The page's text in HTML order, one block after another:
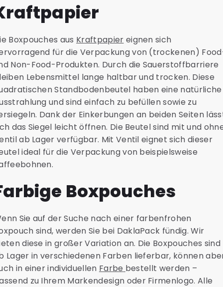
Boxpouches aus Kraftpapier eignen sich
für die Verpackung von (trockenen)
Non-Food-Produkten. Durch die Sauerstoffbarriere
Lebensmittel lange haltbar und trocken. Diese
Standbodenbeutel haben eine natürliche
und sind einfach zu befüllen sowie zu
Dank der Einkerbungen an beiden Seiten
das Siegel leicht öffnen. Die Beutel sind mit und
ab Lager verfügbar. Mit Ventil eignet sich dieser
ideal für die Verpackung von beispielsweise
Boxpouches
Sie auf der Suche nach einer farbenfrohen
sind, werden Sie bei DaklaPack fündig. Wir
diese in großer Variation an. Die Boxpouches sind
Lager in verschiedenen Farben lieferbar, können
in einer individuellen Farbe bestellt werden –
zu Ihrem Markendesign oder Firmenlogo. Alle